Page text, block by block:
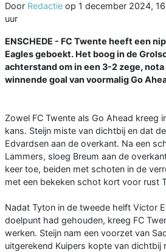
Door Redactie op 1 december 2024,
uur
ENSCHEDE - FC Twente heeft een
Eagles geboekt. Het boog in de
achterstand om in een 3-2 zege,
winnende goal van voormalig Go
Zowel FC Twente als Go Ahead kreeg
kans. Steijn miste van dichtbij en dat
Edvardsen aan de overkant. Na een
Lammers, sloeg Breum aan de
keer toe, beiden met schoten in de
met een bekeken schot kort voor rust
Nadat Tyton in de tweede helft Victor
doelpunt had gehouden, kreeg FC
werken. Steijn nam een voorzet van
uitgerekend Kuipers kopte van dichtbij